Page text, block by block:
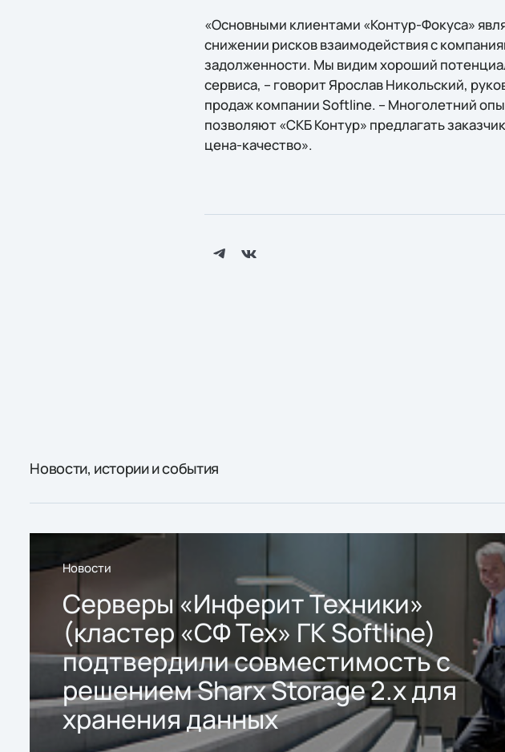
«Основными клиентами «Контур-Фокуса»
снижении рисков взаимодействия с
задолженности. Мы видим хороший
сервиса, – говорит Ярослав Никольский,
продаж компании Softline. – Многолетний
позволяют «СКБ Контур» предлагать
цена-качество».
Новости, истории и события
Новости
Серверы «Инферит Техники»
(кластер «СФ Тех» ГК Softline)
подтвердили совместимость с
решением Sharx Storage 2.x для
хранения данных